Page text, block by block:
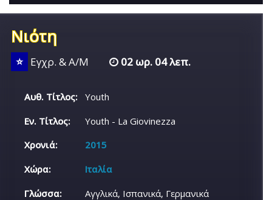
Νιότη
⭐ Εγχρ. & Α/Μ 02 ωρ. 04 λεπ.
Αυθ. Τίτλος:
Youth
Εν. Τίτλος:
Youth - La Giovinezza
Χρονιά:
2015
Χώρα:
Ιταλία
Γλώσσα:
Αγγλικά, Ισπανικά, Γερμανικά